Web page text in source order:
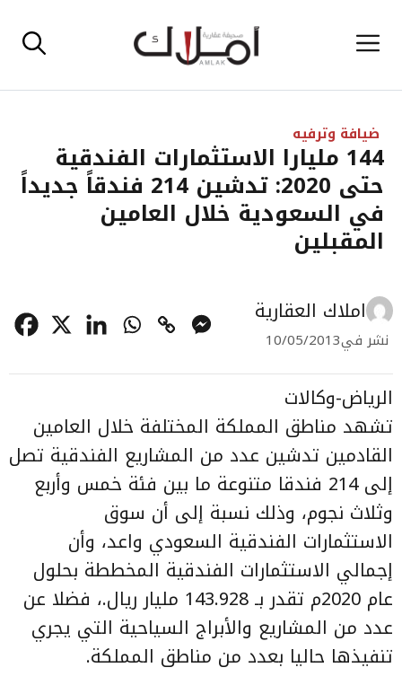
إلى القائمة
ضيافة وترفيه
144 مليارا الاستثمارات الفندقية
حتى 2020: تدشين 214 فندقاً جديداً
في السعودية خلال العامين
المقبلين
املاك العقارية
نشر في10/05/2013
الرياض-وكالات
تشهد مناطق المملكة المختلفة خلال العامين
القادمين تدشين عدد من المشاريع الفندقية تصل
إلى 214 فندقا متنوعة ما بين فئة خمس وأربع
وثلاث نجوم، وذلك نسبة إلى أن سوق
الاستثمارات الفندقية السعودي واعد، وأن
إجمالي الاستثمارات الفندقية المخططة بحلول
عام 2020م تقدر بـ 143.928 مليار ريال.، فضلا عن
عدد من المشاريع والأبراج السياحية التي يجري
تنفيذها حاليا بعدد من مناطق المملكة.